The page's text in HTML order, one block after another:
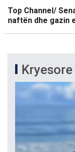
Top Channel/
naftën dhe gazin
Kryesore